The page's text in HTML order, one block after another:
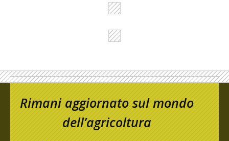
Rimani aggiornato sul mondo
dell’agricoltura